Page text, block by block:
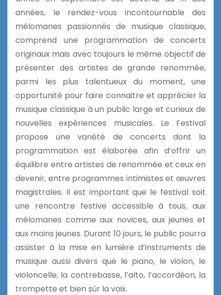
années, le rendez-vous incontournable des
mélomanes passionnés de musique classique,
comprend une programmation de concerts
originaux mais avec toujours le même objectif de
présenter des artistes de grande renommée,
parmi les plus talentueux du moment, une
opportunité pour faire connaitre et apprécier la
musique classique à un public large et curieux de
nouvelles expériences musicales. Le Festival
propose une variété de concerts dont la
programmation est élaborée afin d’offrir un
équilibre entre artistes de renommée et ceux en
devenir, entre programmes intimistes et œuvres
magistrales. Il est important que le festival soit
une rencontre festive accessible à tous, aux
mélomanes comme aux novices, aux jeunes et
aux moins jeunes. Durant 10 jours, le public pourra
assister à la mise en lumière d’instruments de
musique aussi divers que le piano, le violon, le
violoncelle, la contrebasse, l’alto, l’accordéon, la
trompette et bien sûr la voix.